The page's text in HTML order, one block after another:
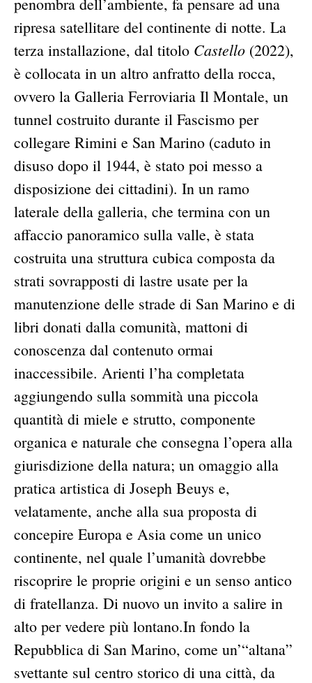
ripresa satellitare del continente di notte. La
terza installazione, dal titolo Castello (2022),
è collocata in un altro anfratto della rocca,
ovvero la Galleria Ferroviaria Il Montale, un
tunnel costruito durante il Fascismo per
collegare Rimini e San Marino (caduto in
disuso dopo il 1944, è stato poi messo a
disposizione dei cittadini). In un ramo
laterale della galleria, che termina con un
affaccio panoramico sulla valle, è stata
costruita una struttura cubica composta da
strati sovrapposti di lastre usate per la
manutenzione delle strade di San Marino e di
libri donati dalla comunità, mattoni di
conoscenza dal contenuto ormai
inaccessibile. Arienti l’ha completata
aggiungendo sulla sommità una piccola
quantità di miele e strutto, componente
organica e naturale che consegna l’opera alla
giurisdizione della natura; un omaggio alla
pratica artistica di Joseph Beuys e,
velatamente, anche alla sua proposta di
concepire Europa e Asia come un unico
continente, nel quale l’umanità dovrebbe
riscoprire le proprie origini e un senso antico
di fratellanza. Di nuovo un invito a salire in
alto per vedere più lontano.In fondo la
Repubblica di San Marino, come un’“altana”
svettante sul centro storico di una città, da